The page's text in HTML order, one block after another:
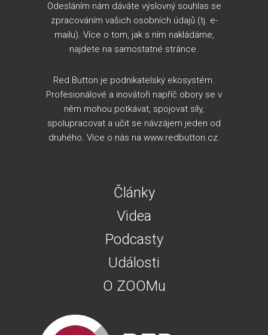
Odesláním nám dáváte výslovný souhlas se
zpracováním vašich osobních údajů (tj. e-
mailu). Více o tom, jak s ním nakládáme,
najdete na samostatné stránce.
Red Button je podnikatelský ekosystém.
Profesionálové a inovátoři napříč obory se v
něm mohou potkávat, spojovat síly,
spolupracovat a učit se návzájem jeden od
druhého. Více o nás na www.redbutton.cz.
Články
Videa
Podcasty
Události
O ZOOMu